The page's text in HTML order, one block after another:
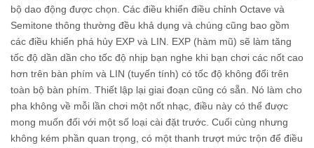
bộ dao động được chọn. Các điều khiển điều chỉnh Octave và
Semitone thông thường đều khả dụng và chúng cũng bao gồm
các điều khiển phá hủy EXP và LIN. EXP (hàm mũ) sẽ làm tăng
tốc độ dần dần cho tốc độ nhịp bạn nghe khi bạn chơi các nốt cao
hơn trên bàn phím và LIN (tuyến tính) có tốc độ không đổi trên
toàn bộ bàn phím. Thiết lập lại giai đoạn cũng có sẵn. Nó làm cho
pha không về mỗi lần chơi một nốt nhạc, điều này có thể được
mong muốn đối với một số loại cài đặt trước. Cuối cùng nhưng
không kém phần quan trọng, có một thanh trượt mức trộn để điều